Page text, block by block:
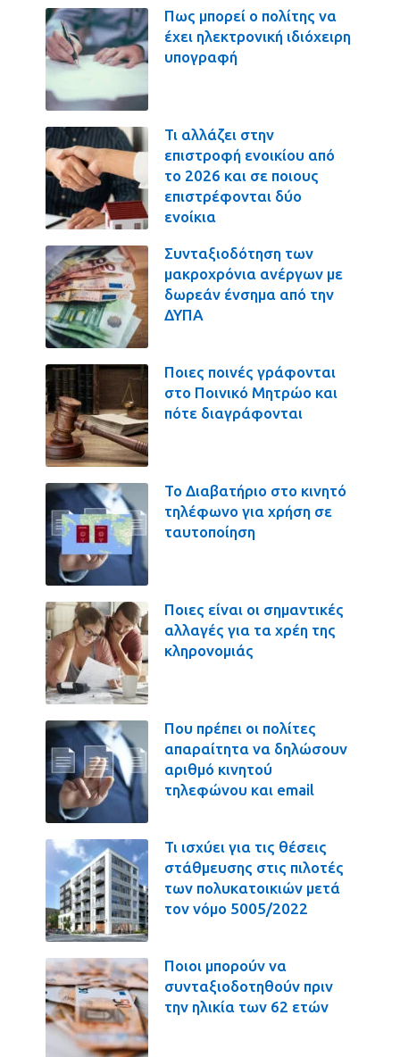
Πως μπορεί ο πολίτης να
έχει ηλεκτρονική ιδιόχειρη
υπογραφή
Τι αλλάζει στην
επιστροφή ενοικίου από
το 2026 και σε ποιους
επιστρέφονται δύο
ενοίκια
Συνταξιοδότηση των
μακροχρόνια ανέργων με
δωρεάν ένσημα από την
ΔΥΠΑ
Ποιες ποινές γράφονται
στο Ποινικό Μητρώο και
πότε διαγράφονται
Το Διαβατήριο στο κινητό
τηλέφωνο για χρήση σε
ταυτοποίηση
Ποιες είναι οι σημαντικές
αλλαγές για τα χρέη της
κληρονομιάς
Που πρέπει οι πολίτες
απαραίτητα να δηλώσουν
αριθμό κινητού
τηλεφώνου και email
Τι ισχύει για τις θέσεις
στάθμευσης στις πιλοτές
των πολυκατοικιών μετά
τον νόμο 5005/2022
Ποιοι μπορούν να
συνταξιοδοτηθούν πριν
την ηλικία των 62 ετών